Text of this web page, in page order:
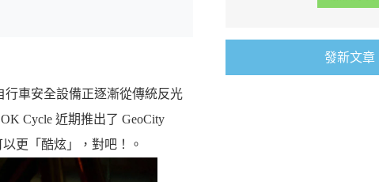
車安全設備正逐漸從傳統反光
Cycle 近期推出了 GeoCity
更「酷炫」，對吧！。
發新文章